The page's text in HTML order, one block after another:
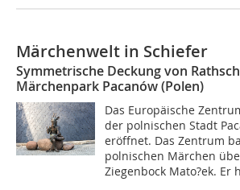
Märchenwelt in Schiefer
Symmetrische Deckung von
Märchenpark Pacanów (Polen)
Das Europäische
der polnischen Stadt
eröffnet. Das Zentrum
polnischen Märchen
Ziegenbock Mato?ek. Er